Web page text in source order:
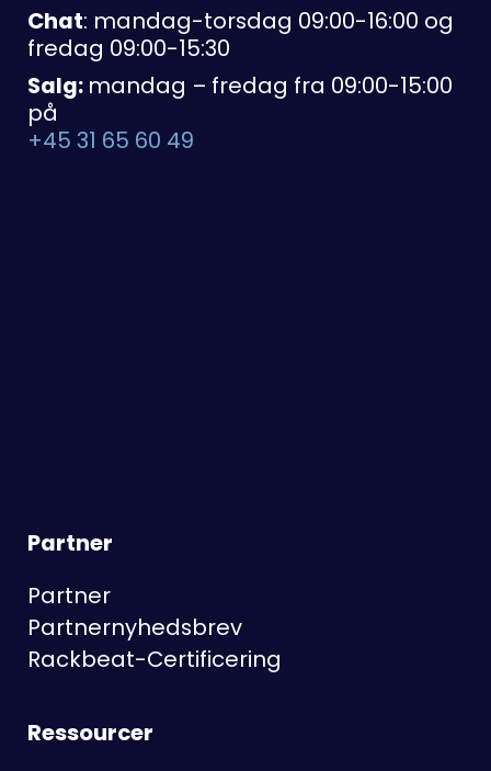
Chat: mandag-torsdag 09:00-16:00 og
fredag 09:00-15:30
Salg: mandag – fredag fra 09:00-15:00
på
+45 31 65 60 49
Partner
Partner
Partnernyhedsbrev
Rackbeat-Certificering
Ressourcer